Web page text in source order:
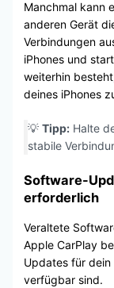
Manchmal kann
anderen Gerät
Verbindungen
iPhones und
weiterhin
deines iPhones
💡 Tipp:Halte
stabile
Software-
erforderlich
Veraltete
Apple CarPlay
Updates für
verfügbar sind.